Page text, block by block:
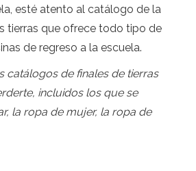
esté atento al catálogo de la
tierras que ofrece todo tipo de
de regreso a la escuela.
catálogos de finales de tierras
incluidos los que se
la ropa de mujer, la ropa de